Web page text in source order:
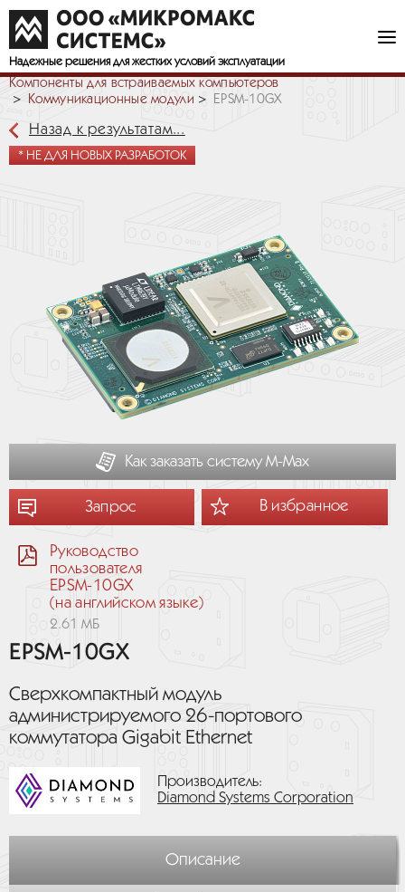
Надежные решения для жестких условий эксплуатации
Компоненты для встраиваемых компьютеров
Коммуникационные модули
EPSM-10GX
Назад к результатам...
* НЕ ДЛЯ НОВЫХ РАЗРАБОТОК
Как заказать систему М-Мах
Запрос В избранное
Руководство
пользователя
EPSM-10GX
(на английском языке)
2.61 МБ
EPSM-10GX
Сверхкомпактный модуль
администрируемого 26-портового
коммутатора Gigabit Ethernet
Производитель:
Diamond Systems Corporation
Описание